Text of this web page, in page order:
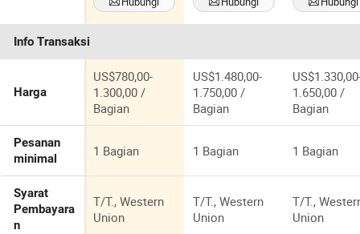
Stainless Steel
K101tSekarang
Amerika Es
Sekarang
Mesin Kopi
Profesional
Sekarang
Info Transaksi
Harga
US$780,00-
1.300,00 /
Bagian
US$1.480,00-
1.750,00 /
Bagian
1.650,00 /
Bagian
Pesanan
minimal
1 Bagian 1 Bagian 1 Bagian
Syarat
Pembayara
n
T/T., Western
Union
T/T., Western
Union
T/T.,
Union